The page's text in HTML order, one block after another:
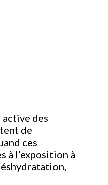
active des
de
ces
à l’exposition à